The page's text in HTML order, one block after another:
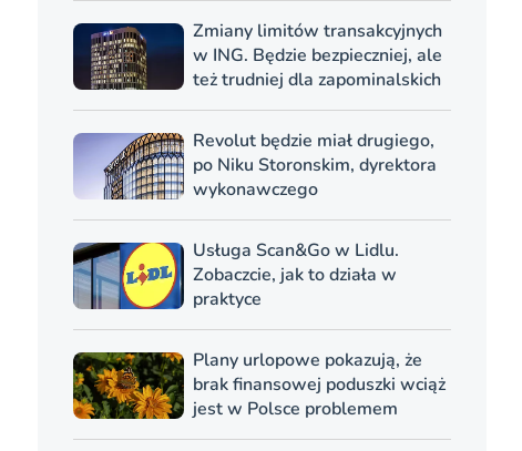
Zmiany limitów transakcyjnych
w ING. Będzie bezpieczniej, ale
też trudniej dla zapominalskich
Revolut będzie miał drugiego,
po Niku Storonskim, dyrektora
wykonawczego
Usługa Scan&Go w Lidlu.
Zobaczcie, jak to działa w
praktyce
Plany urlopowe pokazują, że
brak finansowej poduszki wciąż
jest w Polsce problemem